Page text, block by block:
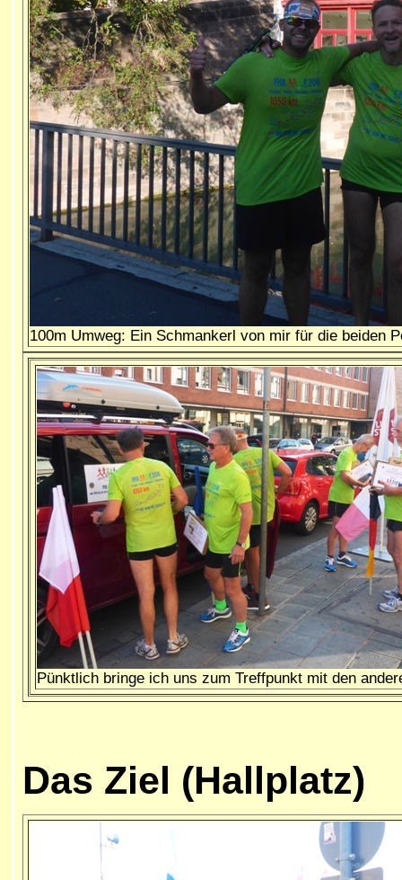
100m Umweg: Ein Schmankerl von mir für die beiden
Pünktlich bringe ich uns zum Treffpunkt mit den
Das Ziel (Hallplatz)